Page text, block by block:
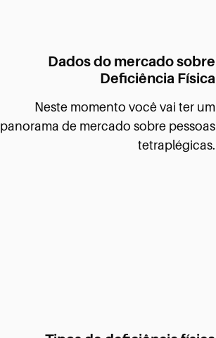
Dados do mercado sobre
Deficiência Física
Neste momento você vai ter um
panorama de mercado sobre pessoas
tetraplégicas.